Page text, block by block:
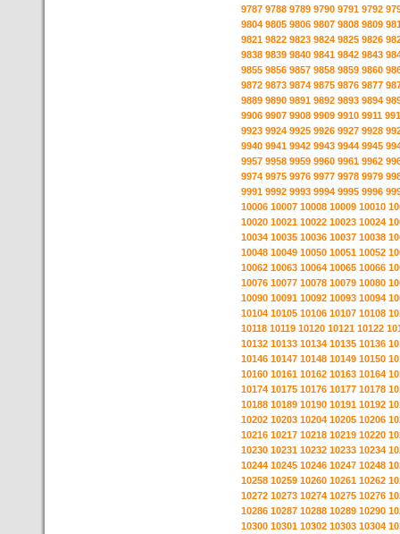
9787 9788 9789 9790 9791 9792
9804 9805 9806 9807 9808 9809
9821 9822 9823 9824 9825 9826
9838 9839 9840 9841 9842 9843
9855 9856 9857 9858 9859 9860
9872 9873 9874 9875 9876 9877
9889 9890 9891 9892 9893 9894
9906 9907 9908 9909 9910 9911
9923 9924 9925 9926 9927 9928
9940 9941 9942 9943 9944 9945
9957 9958 9959 9960 9961 9962
9974 9975 9976 9977 9978 9979
9991 9992 9993 9994 9995 9996
10006 10007 10008 10009 10010
10020 10021 10022 10023 10024
10034 10035 10036 10037 10038
10048 10049 10050 10051 10052
10062 10063 10064 10065 10066
10076 10077 10078 10079 10080
10090 10091 10092 10093 10094
10104 10105 10106 10107 10108
10118 10119 10120 10121 10122
10132 10133 10134 10135 10136
10146 10147 10148 10149 10150
10160 10161 10162 10163 10164
10174 10175 10176 10177 10178
10188 10189 10190 10191 10192
10202 10203 10204 10205 10206
10216 10217 10218 10219 10220
10230 10231 10232 10233 10234
10244 10245 10246 10247 10248
10258 10259 10260 10261 10262
10272 10273 10274 10275 10276
10286 10287 10288 10289 10290
10300 10301 10302 10303 10304